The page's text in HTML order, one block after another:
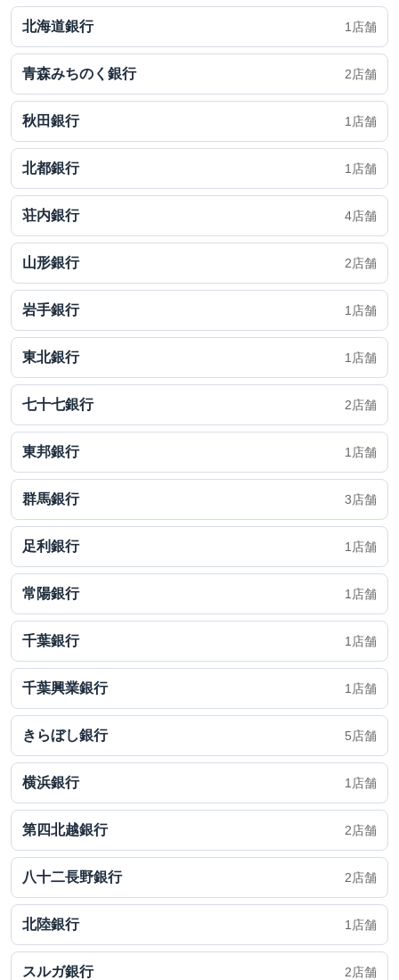
北海道銀行 1店舗
青森みちのく銀行 2店舗
秋田銀行 1店舗
北都銀行 1店舗
荘内銀行 4店舗
山形銀行 2店舗
岩手銀行 1店舗
東北銀行 1店舗
七十七銀行 2店舗
東邦銀行 1店舗
群馬銀行 3店舗
足利銀行 1店舗
常陽銀行 1店舗
千葉銀行 1店舗
千葉興業銀行 1店舗
きらぼし銀行 5店舗
横浜銀行 1店舗
第四北越銀行 2店舗
八十二長野銀行 2店舗
北陸銀行 1店舗
スルガ銀行 2店舗